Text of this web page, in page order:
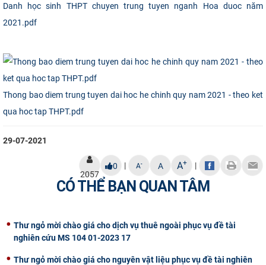
Danh học sinh THPT chuyen trung tuyen nganh Hoa duoc năm
2021.pdf
Thong bao diem trung tuyen dai hoc he chinh quy nam 2021 - theo ket
qua hoc tap THPT.pdf
29-07-2021
2057
0 | A- A A+ |
CÓ THỂ BẠN QUAN TÂM
Thư ngỏ mời chào giá cho dịch vụ thuê ngoài phục vụ đề tài
nghiên cứu MS 104 01-2023 17
Thư ngỏ mời chào giá cho nguyên vật liệu phục vụ đề tài nghiên